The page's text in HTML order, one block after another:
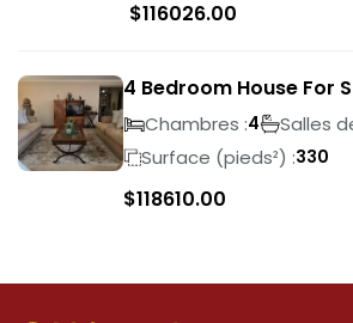
$116026.00
4 Bedroom House For
CrestChambres :4 Salles
Surface (pieds²) :330
$118610.00